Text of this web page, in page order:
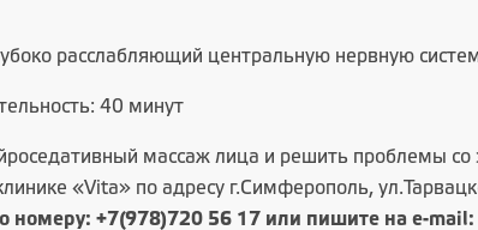
расслабляющий центральную нервную
40 минут
массаж лица и решить проблемы
«Vita» по адресу г.Симферополь,
номеру: +7(978)720 56 17 или пишите на e-mail: